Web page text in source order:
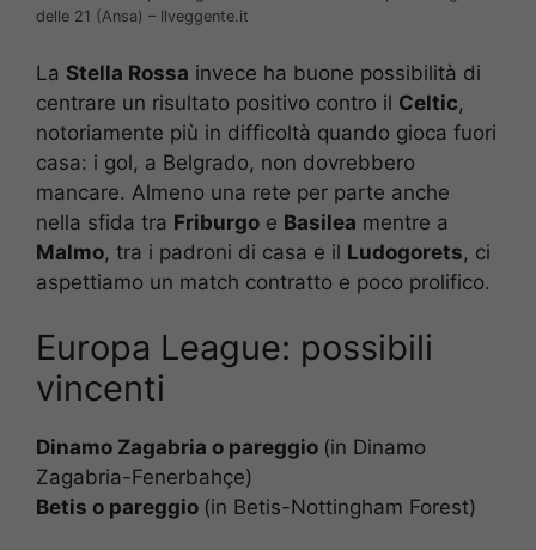
delle 21 (Ansa) – Ilveggente.it
La Stella Rossa invece ha buone possibilità di
centrare un risultato positivo contro il Celtic,
notoriamente più in difficoltà quando gioca fuori
casa: i gol, a Belgrado, non dovrebbero
mancare. Almeno una rete per parte anche
nella sfida tra Friburgo e Basilea mentre a
Malmo, tra i padroni di casa e il Ludogorets, ci
aspettiamo un match contratto e poco prolifico.
Europa League: possibili
vincenti
Dinamo Zagabria o pareggio (in Dinamo
Zagabria-Fenerbahçe)
Betis o pareggio (in Betis-Nottingham Forest)